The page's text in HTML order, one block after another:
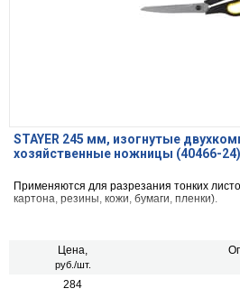
STAYER 245 мм, изогнутые
хозяйственные ножницы (40466-24)
Применяются для разрезания тонких
картона, резины, кожи, бумаги, пленки).
Цена,
руб./шт.
284